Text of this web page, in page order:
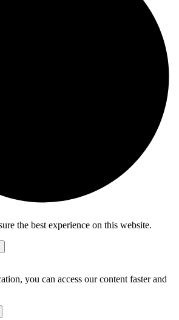
the best experience on this website.
you can access our content faster and